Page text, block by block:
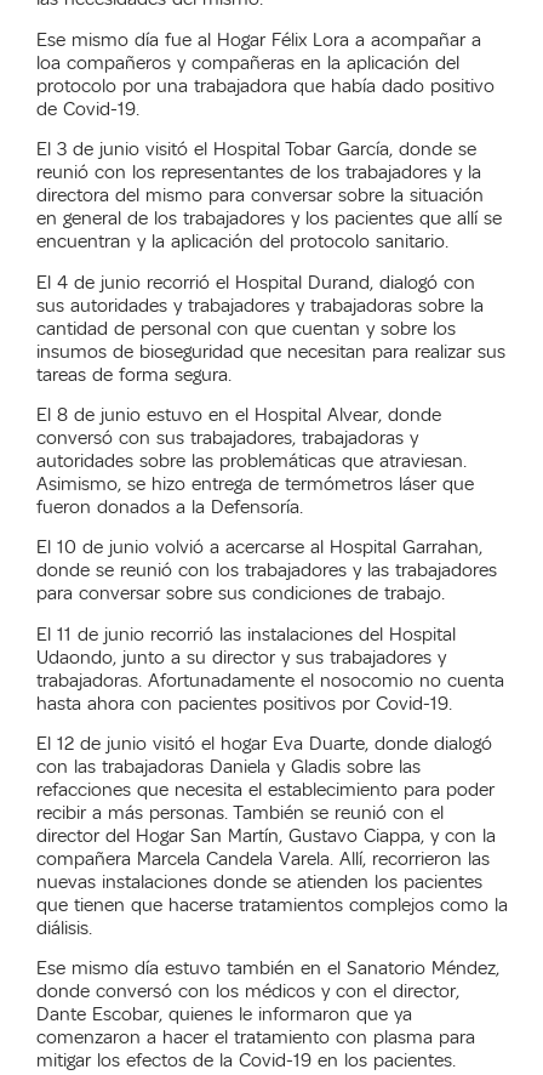
Ese mismo día fue al Hogar Félix Lora a acompañar a
loa compañeros y compañeras en la aplicación del
protocolo por una trabajadora que había dado positivo
de Covid-19.
El 3 de junio visitó el Hospital Tobar García, donde se
reunió con los representantes de los trabajadores y la
directora del mismo para conversar sobre la situación
en general de los trabajadores y los pacientes que allí se
encuentran y la aplicación del protocolo sanitario.
El 4 de junio recorrió el Hospital Durand, dialogó con
sus autoridades y trabajadores y trabajadoras sobre la
cantidad de personal con que cuentan y sobre los
insumos de bioseguridad que necesitan para realizar sus
tareas de forma segura.
El 8 de junio estuvo en el Hospital Alvear, donde
conversó con sus trabajadores, trabajadoras y
autoridades sobre las problemáticas que atraviesan.
Asimismo, se hizo entrega de termómetros láser que
fueron donados a la Defensoría.
El 10 de junio volvió a acercarse al Hospital Garrahan,
donde se reunió con los trabajadores y las trabajadores
para conversar sobre sus condiciones de trabajo.
El 11 de junio recorrió las instalaciones del Hospital
Udaondo, junto a su director y sus trabajadores y
trabajadoras. Afortunadamente el nosocomio no cuenta
hasta ahora con pacientes positivos por Covid-19.
El 12 de junio visitó el hogar Eva Duarte, donde dialogó
con las trabajadoras Daniela y Gladis sobre las
refacciones que necesita el establecimiento para poder
recibir a más personas. También se reunió con el
director del Hogar San Martín, Gustavo Ciappa, y con la
compañera Marcela Candela Varela. Allí, recorrieron las
nuevas instalaciones donde se atienden los pacientes
que tienen que hacerse tratamientos complejos como la
diálisis.
Ese mismo día estuvo también en el Sanatorio Méndez,
donde conversó con los médicos y con el director,
Dante Escobar, quienes le informaron que ya
comenzaron a hacer el tratamiento con plasma para
mitigar los efectos de la Covid-19 en los pacientes.